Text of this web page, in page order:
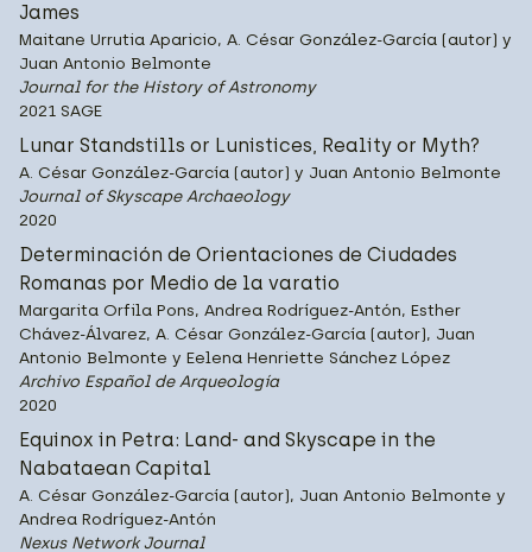
James
Maitane Urrutia Aparicio, A. César González-García (autor) y
Juan Antonio Belmonte
Journal for the History of Astronomy
2021 SAGE
Lunar Standstills or Lunistices, Reality or Myth?
A. César González-García (autor) y Juan Antonio Belmonte
Journal of Skyscape Archaeology
2020
Determinación de Orientaciones de Ciudades
Romanas por Medio de la varatio
Margarita Orfila Pons, Andrea Rodríguez-Antón, Esther
Chávez-Álvarez, A. César González-García (autor), Juan
Antonio Belmonte y Eelena Henriette Sánchez López
Archivo Español de Arqueología
2020
Equinox in Petra: Land- and Skyscape in the
Nabataean Capital
A. César González-García (autor), Juan Antonio Belmonte y
Andrea Rodríguez-Antón
Nexus Network Journal